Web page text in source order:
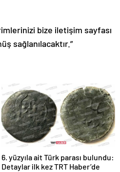
bize iletişim sayfası
sağlanılacaktır.”
6. yüzyıla ait Türk parası bulundu:
Detaylar ilk kez TRT Haber’de